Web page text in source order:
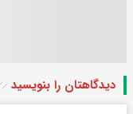
دیدگاهتان را بنویسید